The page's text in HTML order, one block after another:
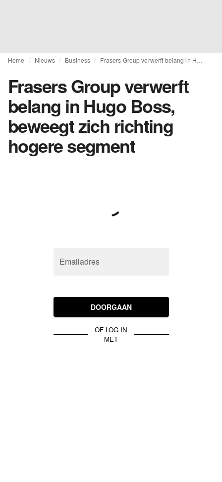
Home Nieuws Business
Frasers Group verwerft
belang in Hugo Boss,
beweegt zich richting
hogere segment
Emailadres
DOORGAAN
OF LOG IN
MET